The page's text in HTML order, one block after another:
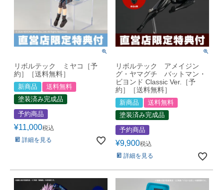
リボルテック ミヤコ［予
約］［送料無料］
新商品
送料無料
塗装済み完成品
予約商品
¥11,000税込
詳細を見る
リボルテック アメイジン
グ・ヤマグチ バットマン・
ビヨンド Classic Ver.［予
約］［送料無料］
新商品
送料無料
塗装済み完成品
予約商品
¥9,900税込
詳細を見る